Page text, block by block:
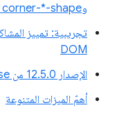
وcorner-*-shape في "العناصر" > "الأنماط"
تجريبية: تمييز
DOM
الإصدار 12.5.0 من Lighthouse
أهمّ الميزات المتنوعة